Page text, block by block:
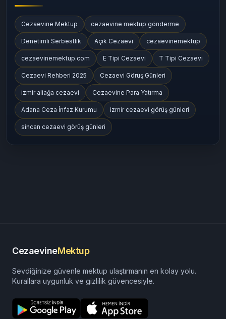
Cezaevine Mektup cezaevine mektup gönderme
Denetimli Serbestlik Açık Cezaevi cezaevinemektup
cezaevinemektup.com E Tipi Cezaevi T Tipi Cezaevi
Cezaevi Rehberi 2025 Cezaevi Görüş Günleri
izmir aliağa cezaevi Cezaevine Para Yatırma
Adana Ceza İnfaz Kurumu izmir cezaevi görüş günleri
sincan cezaevi görüş günleri
CezaevineMektup
Sevdiğinize güvenle mektup ulaştırmanın en kolay yolu.
Kurallara uygunluk ve gizlilik güvencesiyle.